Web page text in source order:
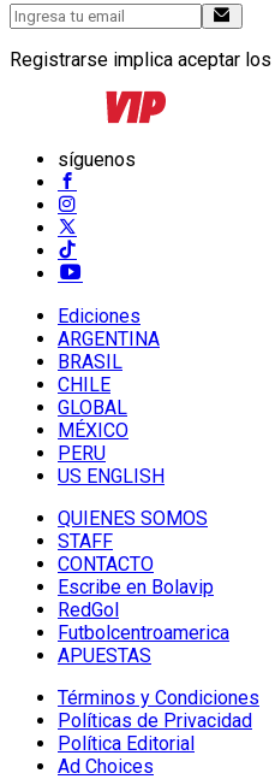
Registrarse implica aceptar los
síguenos
Ediciones
ARGENTINA
BRASIL
CHILE
GLOBAL
MÉXICO
PERU
US ENGLISH
QUIENES SOMOS
STAFF
CONTACTO
Escribe en Bolavip
RedGol
Futbolcentroamerica
APUESTAS
Términos y Condiciones
Políticas de Privacidad
Política Editorial
Ad Choices